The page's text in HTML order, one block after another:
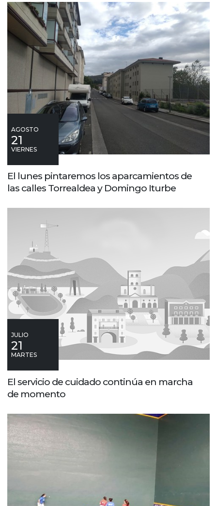
AGOSTO
21
VIERNES
El lunes pintaremos los aparcamientos de
las calles Torrealdea y Domingo Iturbe
JULIO
21
MARTES
El servicio de cuidado continúa en marcha
de momento